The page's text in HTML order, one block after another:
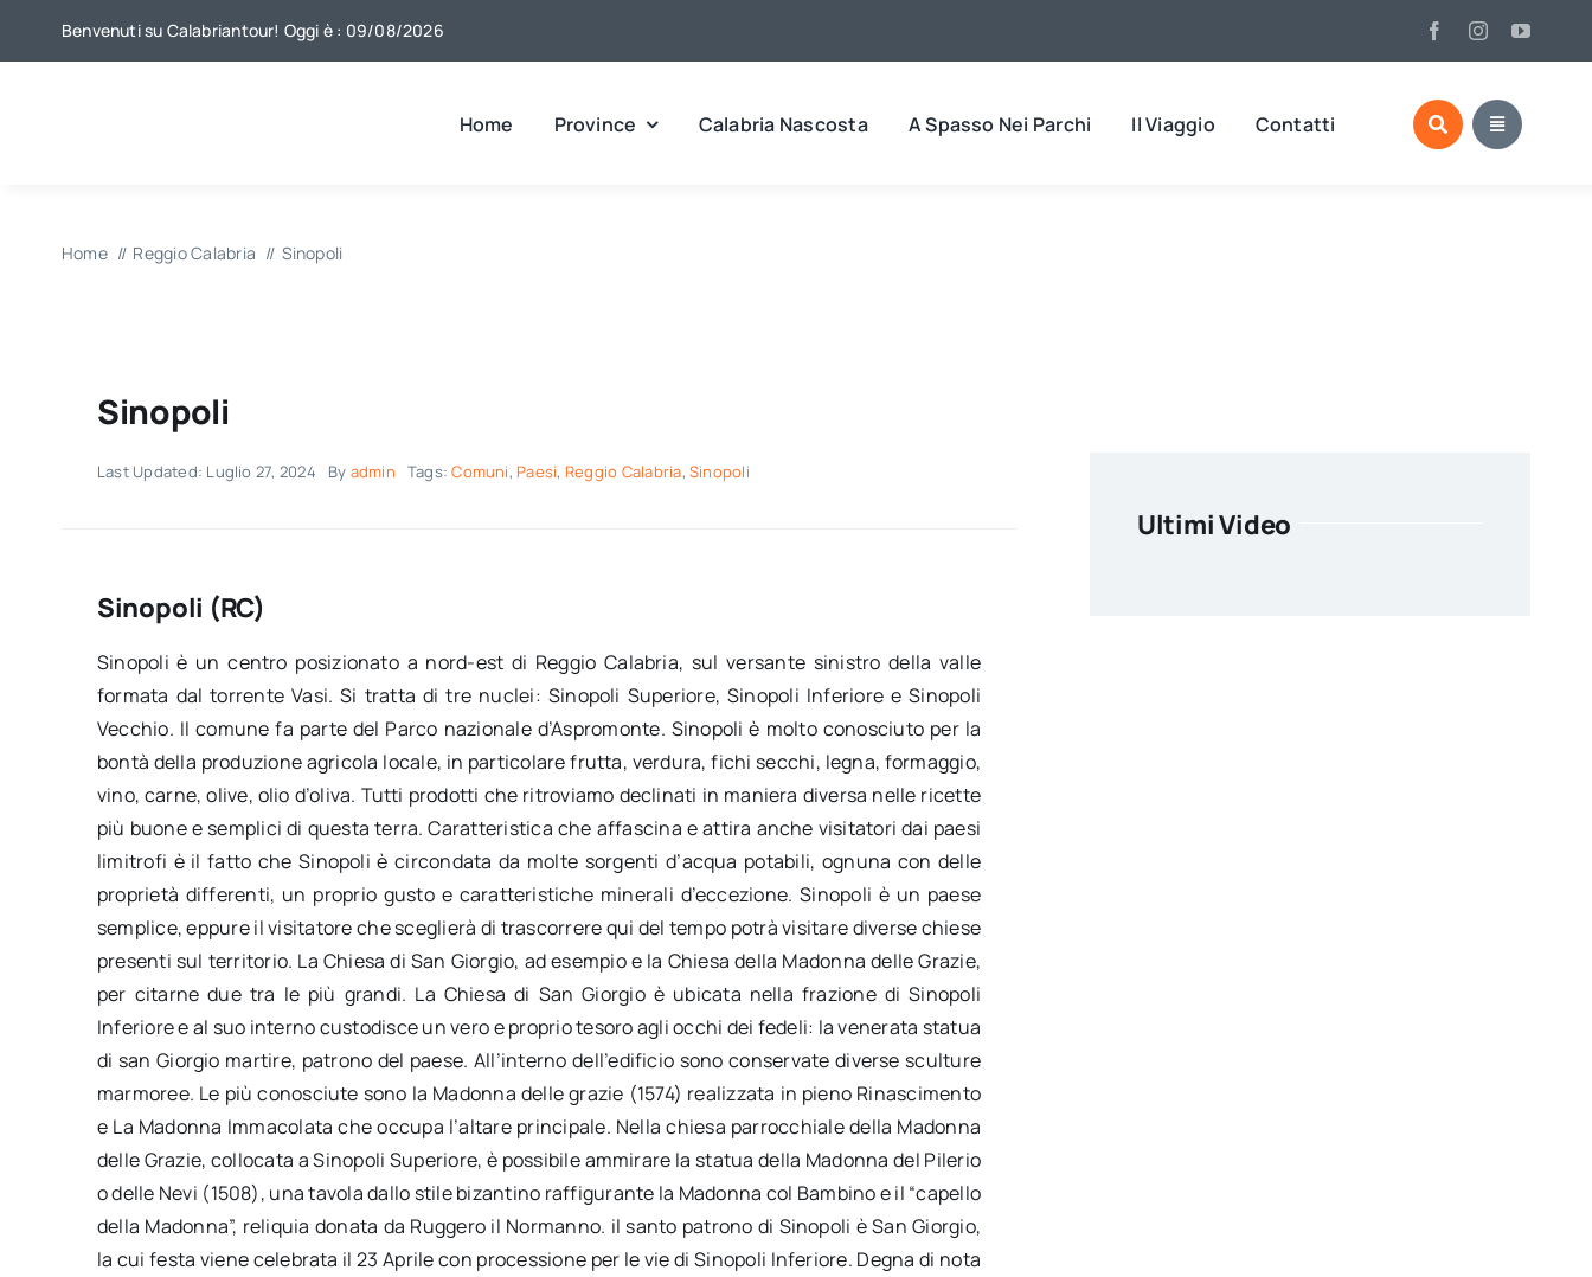
Benvenuti su Calabriantour! Oggi è : 09/08/2026
Home Province Calabria Nascosta A Spasso Nei Parchi Il Viaggio Contatti
Home Reggio Calabria Sinopoli
Sinopoli
Last Updated: Luglio 27, 2024 By admin Tags:Comuni, Paesi, Reggio Calabria, Sinopoli
Sinopoli (RC)
Sinopoli è un centro posizionato a nord-est di Reggio Calabria, sul versante sinistro della valle
formata dal torrente Vasi. Si tratta di tre nuclei: Sinopoli Superiore, Sinopoli Inferiore e Sinopoli
Vecchio. Il comune fa parte del Parco nazionale d’Aspromonte. Sinopoli è molto conosciuto per la
bontà della produzione agricola locale, in particolare frutta, verdura, fichi secchi, legna, formaggio,
vino, carne, olive, olio d’oliva. Tutti prodotti che ritroviamo declinati in maniera diversa nelle ricette
più buone e semplici di questa terra. Caratteristica che affascina e attira anche visitatori dai paesi
limitrofi è il fatto che Sinopoli è circondata da molte sorgenti d’acqua potabili, ognuna con delle
proprietà differenti, un proprio gusto e caratteristiche minerali d’eccezione. Sinopoli è un paese
semplice, eppure il visitatore che sceglierà di trascorrere qui del tempo potrà visitare diverse chiese
presenti sul territorio. La Chiesa di San Giorgio, ad esempio e la Chiesa della Madonna delle Grazie,
per citarne due tra le più grandi. La Chiesa di San Giorgio è ubicata nella frazione di Sinopoli
Inferiore e al suo interno custodisce un vero e proprio tesoro agli occhi dei fedeli: la venerata statua
di san Giorgio martire, patrono del paese. All’interno dell’edificio sono conservate diverse sculture
marmoree. Le più conosciute sono la Madonna delle grazie (1574) realizzata in pieno Rinascimento
e La Madonna Immacolata che occupa l’altare principale. Nella chiesa parrocchiale della Madonna
delle Grazie, collocata a Sinopoli Superiore, è possibile ammirare la statua della Madonna del Pilerio
o delle Nevi (1508), una tavola dallo stile bizantino raffigurante la Madonna col Bambino e il “capello
della Madonna”, reliquia donata da Ruggero il Normanno. il santo patrono di Sinopoli è San Giorgio,
la cui festa viene celebrata il 23 Aprile con processione per le vie di Sinopoli Inferiore. Degna di nota
Ultimi Video